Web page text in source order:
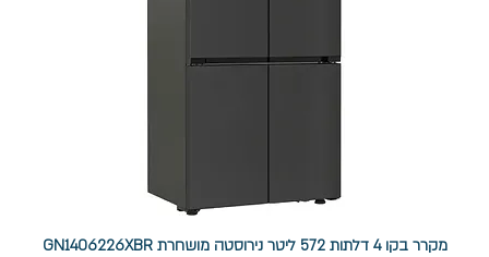
מקרר בקו 4 דלתות 572 ליטר נירוסטה מושחרת GN1406226XBR